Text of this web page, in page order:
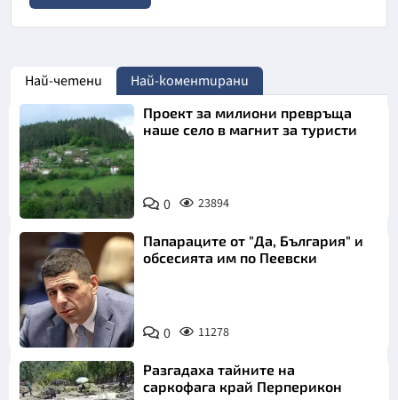
Най-четени Най-коментирани
Проект за милиони превръща
наше село в магнит за туристи
0 23894
Папараците от "Да, България" и
обсесията им по Пеевски
0 11278
Разгадаха тайните на
саркофага край Перперикон